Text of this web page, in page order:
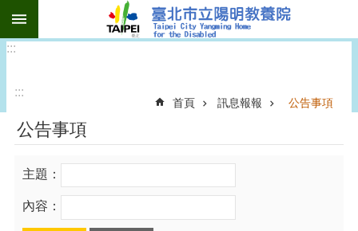
跳到主要內容區塊
:::
:::
首頁 訊息報報 公告事項
公告事項
主題：
內容：